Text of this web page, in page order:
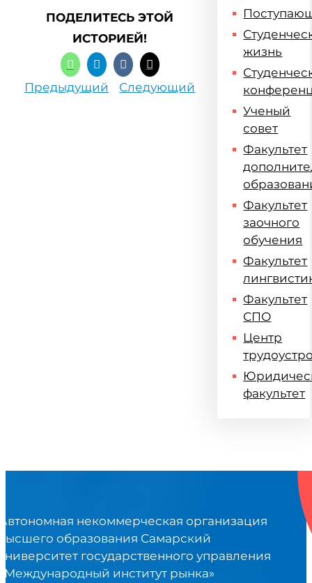
ПОДЕЛИТЕСЬ ЭТОЙ
ИСТОРИЕЙ!
Предыдущий Следующий
жизнь
Ученый
совет
Факультет
Факультет
заочного
обучения
Факультет
Факультет
СПО
Центр
факультет
некоммерческая организация
образования Самарский
государственного управления
институт рынка»